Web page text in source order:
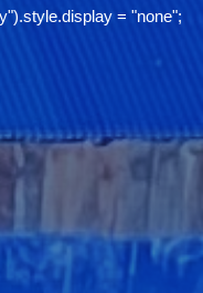
= "none";